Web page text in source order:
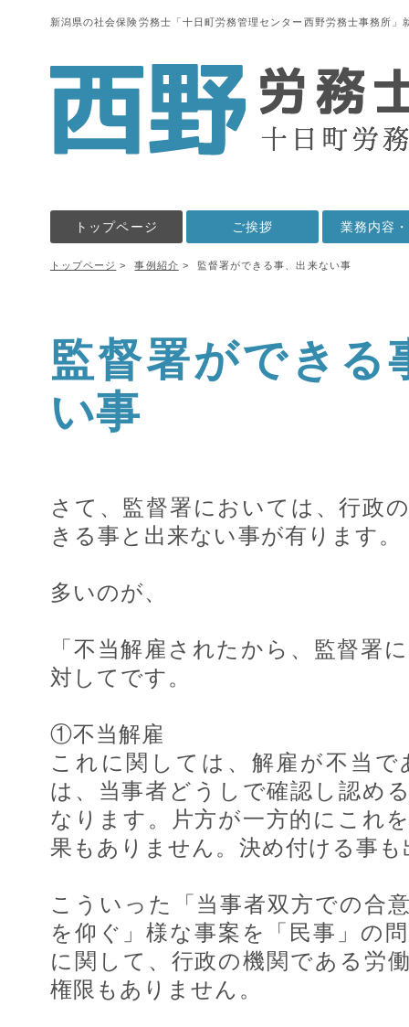
新潟県の社会保険労務士「十日町労務管理センター西野労務士事務所
トップページ ご挨拶 業務内容
トップページ 事例紹介 監督署ができる事、出来ない事
監督署ができる
い事
さて、監督署においては、行政
きる事と出来ない事が有ります。
多いのが、
「不当解雇されたから、監督署
対してです。
①不当解雇
これに関しては、解雇が不当
は、当事者どうしで確認し認め
なります。片方が一方的にこれ
果もありません。決め付ける事
こういった「当事者双方での合
を仰ぐ」様な事案を「民事」の
に関して、行政の機関である労
権限もありません。